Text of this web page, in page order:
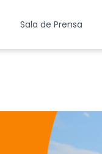
Sala de Prensa